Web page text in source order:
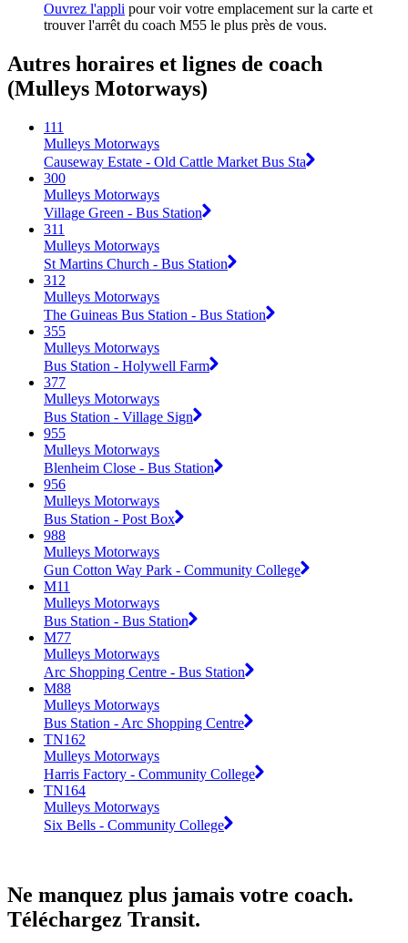
Ouvrez l'appli pour voir votre emplacement sur la carte et
trouver l'arrêt du coach M55 le plus près de vous.
Autres horaires et lignes de coach
(Mulleys Motorways)
111
Mulleys Motorways
Causeway Estate - Old Cattle Market Bus Sta
300
Mulleys Motorways
Village Green - Bus Station
311
Mulleys Motorways
St Martins Church - Bus Station
312
Mulleys Motorways
The Guineas Bus Station - Bus Station
355
Mulleys Motorways
Bus Station - Holywell Farm
377
Mulleys Motorways
Bus Station - Village Sign
955
Mulleys Motorways
Blenheim Close - Bus Station
956
Mulleys Motorways
Bus Station - Post Box
988
Mulleys Motorways
Gun Cotton Way Park - Community College
M11
Mulleys Motorways
Bus Station - Bus Station
M77
Mulleys Motorways
Arc Shopping Centre - Bus Station
M88
Mulleys Motorways
Bus Station - Arc Shopping Centre
TN162
Mulleys Motorways
Harris Factory - Community College
TN164
Mulleys Motorways
Six Bells - Community College
Ne manquez plus jamais votre coach.
Téléchargez Transit.